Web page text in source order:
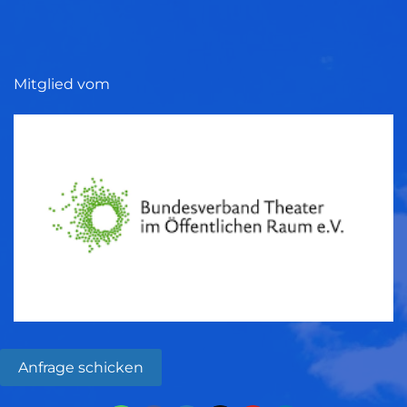
Mitglied vom
Anfrage schicken